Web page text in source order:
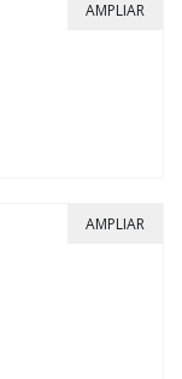
AMPLIAR
AMPLIAR